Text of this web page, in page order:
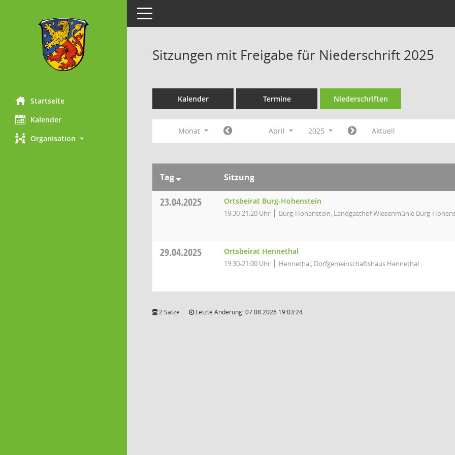
Startseite
Kalender
Organisation
Toggle navigation
Sitzungen mit Freigabe für Niederschrift 2025
Kalender Termine Niederschriften
Monat April 2025 Aktuell
Tag Sitzung
23.04.2025 Ortsbeirat Burg-Hohenstein
19:30-21:20 Uhr Burg-Hohenstein, Landgasthof Wiesenmühle Burg-
29.04.2025 Ortsbeirat Hennethal
19:30-21:00 Uhr Hennethal, Dorfgemeinschaftshaus Hennethal
2 Sätze Letzte Änderung: 07.08.2026 19:03:24